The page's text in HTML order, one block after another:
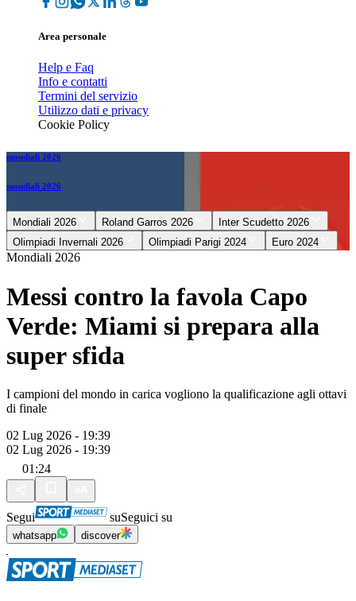
Area personale
Help e Faq
Info e contatti
Termini del servizio
Utilizzo dati e privacy
Cookie Policy
mondiali 2026
mondiali 2026
Mondiali 2026 Roland Garros 2026
Inter Scudetto 2026
Olimpiadi Invernali 2026
Olimpiadi Parigi 2024 Euro 2024
Mondiali 2026
Messi contro la favola Capo
Verde: Miami si prepara alla
super sfida
I campioni del mondo in carica vogliono la qualificazione agli ottavi
di finale
02 Lug 2026 - 19:39
02 Lug 2026 - 19:39
01:24
Segui suSeguici su
whatsapp discover